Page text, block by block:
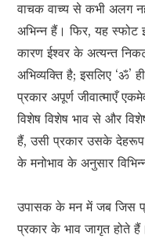
वाचक वाच्य से कभी अलग
अभिन्न हैं। फिर, यह
कारण ईश्वर के अत्यन्त
अभिव्यक्ति है; इसलिए ‘ॐ’
प्रकार अपूर्ण जीवात्माएँ
विशेष विशेष भाव से और
हैं, उसी प्रकार उसके देहरूप
के मनोभाव के अनुसार
उपासक के मन में जब जिस
प्रकार के भाव जागृत होते